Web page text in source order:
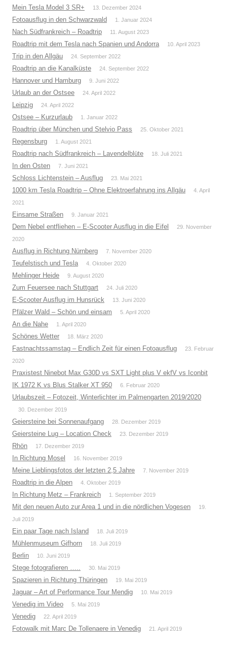
Mein Tesla Model 3 SR+ 13. Dezember 2024
Fotoausflug in den Schwarzwald 1. Januar 2024
Nach Südfrankreich – Roadtrip 11. August 2023
Roadtrip mit dem Tesla nach Spanien und Andorra 10. April 2023
Trip in den Allgäu 24. September 2022
Roadtrip an die Kanalküste 24. September 2022
Hannover und Hamburg 9. Juni 2022
Urlaub an der Ostsee 24. April 2022
Leipzig 24. April 2022
Ostsee – Kurzurlaub 1. Januar 2022
Roadtrip über München und Stelvio Pass 25. Oktober 2021
Regensburg 1. August 2021
Roadtrip nach Südfrankreich – Lavendelblüte 18. Juli 2021
In den Osten 7. Juni 2021
Schloss Lichtenstein – Ausflug 23. Mai 2021
1000 km Tesla Roadtrip – Ohne Elektroerfahrung ins Allgäu
4. April
2021
Einsame Straßen 9. Januar 2021
Dem Nebel entfliehen – E-Scooter Ausflug in die Eifel
29. November
2020
Ausflug in Richtung Nürnberg 7. November 2020
Teufelstisch und Tesla 4. Oktober 2020
Mehlinger Heide 9. August 2020
Zum Feuersee nach Stuttgart 24. Juli 2020
E-Scooter Ausflug im Hunsrück 13. Juni 2020
Pfälzer Wald – Schön und einsam 5. April 2020
An die Nahe 1. April 2020
Schönes Wetter 18. März 2020
Fastnachtssamstag – Endlich Zeit für einen Fotoausflug
23. Februar
2020
Praxistest Ninebot Max G30D vs SXT Light plus V ekfV vs Iconbit
IK 1972 K vs Blus Stalker XT 950
6. Februar 2020
Urlaubszeit – Fotozeit, Winterlichter im Palmengarten 2019/2020
30. Dezember 2019
Geiersteine bei Sonnenaufgang 28. Dezember 2019
Geiersteine Lug – Location Check 23. Dezember 2019
Rhön 17. Dezember 2019
In Richtung Mosel 16. November 2019
Meine Lieblingsfotos der letzten 2,5 Jahre 7. November 2019
Roadtrip in die Alpen 4. Oktober 2019
In Richtung Metz – Frankreich 1. September 2019
Mit den neuen Auto zur Area 1 und in die nördlichen Vogesen
19.
Juli 2019
Ein paar Tage nach Island 18. Juli 2019
Mühlenmuseum Gifhorn 18. Juli 2019
Berlin 10. Juni 2019
Stege fotografieren ….. 30. Mai 2019
Spazieren in Richtung Thüringen 19. Mai 2019
Jaguar – Art of Performance Tour Mendig 10. Mai 2019
Venedig im Video 5. Mai 2019
Venedig 22. April 2019
Fotowalk mit Marc De Tollenaere in Venedig 21. April 2019